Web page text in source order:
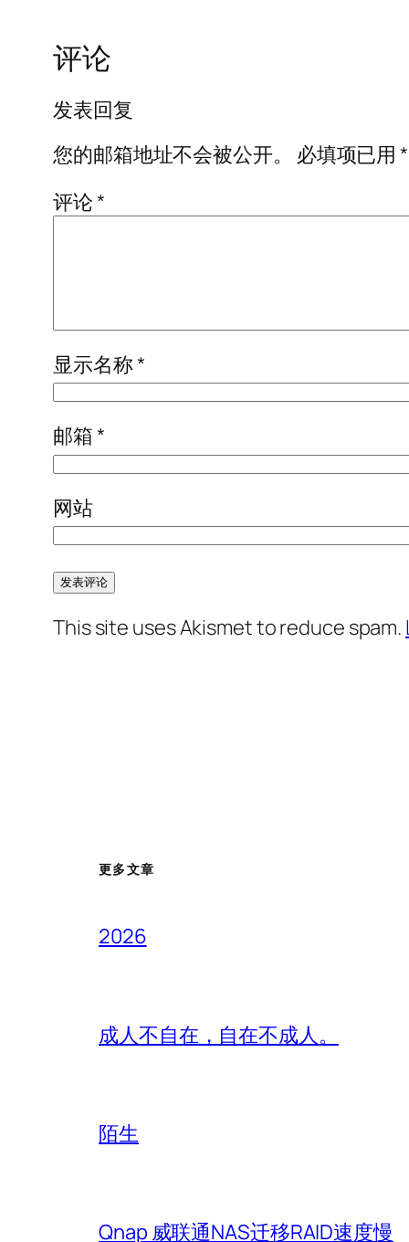
评论
发表回复
您的邮箱地址不会被公开。
必填项已用*
评论*
显示名称*
邮箱*
网站
This site uses Akismet to reduce spam.
更多文章
2026
成人不自在，自在不成人。
陌生
Qnap 威联通NAS迁移RAID速度慢